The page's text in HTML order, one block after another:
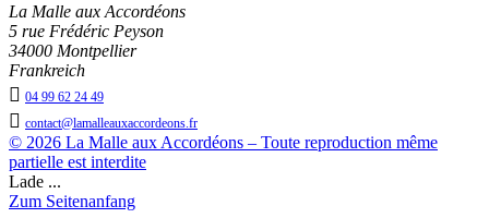
La Malle aux Accordéons
5 rue Frédéric Peyson
34000 Montpellier
Frankreich
 04 99 62 24 49
 contact@lamalleauxaccordeons.fr
© 2026 La Malle aux Accordéons – Toute reproduction même
partielle est interdite
Lade ...
Zum Seitenanfang